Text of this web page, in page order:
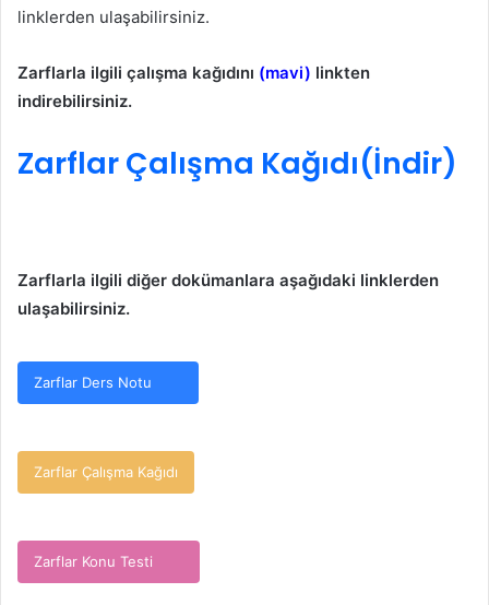
linklerden ulaşabilirsiniz.
Zarflarla ilgili çalışma kağıdını (mavi) linkten
indirebilirsiniz.
Zarflar Çalışma Kağıdı(İndir)
Zarflarla ilgili diğer dokümanlara aşağıdaki linklerden
ulaşabilirsiniz.
Zarflar Ders Notu
Zarflar Çalışma Kağıdı
Zarflar Konu Testi